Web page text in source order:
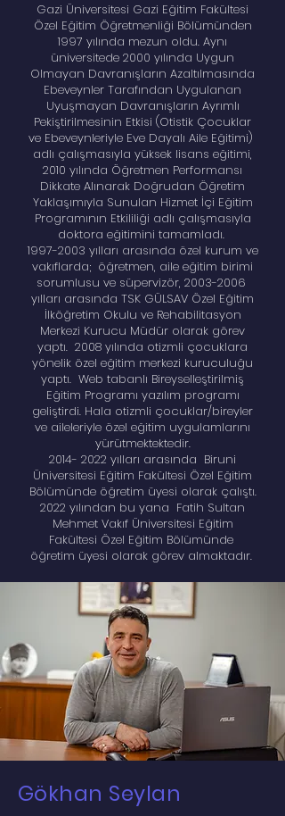
Gazi Üniversitesi Gazi Eğitim Fakültesi
Özel Eğitim Öğretmenliği Bölümünden
1997 yılında mezun oldu. Aynı
üniversitede 2000 yılında Uygun
Olmayan Davranışların Azaltılmasında
Ebeveynler Tarafından Uygulanan
Uyuşmayan Davranışların Ayrımlı
Pekiştirilmesinin Etkisi (Otistik Çocuklar
ve Ebeveynleriyle Eve Dayalı Aile Eğitimi)
adlı çalışmasıyla yüksek lisans eğitimi,
2010 yılında Öğretmen Performansı
Dikkate Alınarak Doğrudan Öğretim
Yaklaşımıyla Sunulan Hizmet İçi Eğitim
Programının Etkililiği adlı çalışmasıyla
doktora eğitimini tamamladı.
1997-2003 yılları arasında özel kurum ve
vakıflarda; öğretmen, aile eğitim birimi
sorumlusu ve süpervizör, 2003-2006
yılları arasında TSK GÜLSAV Özel Eğitim
İlköğretim Okulu ve Rehabilitasyon
Merkezi Kurucu Müdür olarak görev
yaptı. 2008 yılında otizmli çocuklara
yönelik özel eğitim merkezi kuruculuğu
yaptı. Web tabanlı Bireyselleştirilmiş
Eğitim Programı yazılım programı
geliştirdi. Hala otizmli çocuklar/bireyler
ve aileleriyle özel eğitim uygulamlarını
yürütmektektedir.
2014- 2022 yılları arasında Biruni
Üniversitesi Eğitim Fakültesi Özel Eğitim
Bölümünde öğretim üyesi olarak çalıştı.
2022 yılından bu yana Fatih Sultan
Mehmet Vakıf Üniversitesi Eğitim
Fakültesi Özel Eğitim Bölümünde
öğretim üyesi olarak görev almaktadır.
Gökhan Seylan